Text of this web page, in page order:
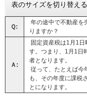
表のサイズを切り替える
Ｑ:
年の途中で不動産を
りますか？
Ａ:
固定資産税は1月1
す。つまり、1月1日
者となります。
従って、たとえば今
も、その年度に課税
とになります。